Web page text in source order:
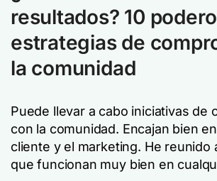
resultados? 10
estrategias de
la comunidad
Puede llevar a cabo iniciativas de
con la comunidad. Encajan bien
cliente y el marketing. He reunido
que funcionan muy bien en